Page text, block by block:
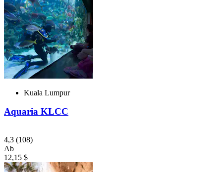
Kuala Lumpur
Aquaria KLCC
4,3 (108)
Ab
12,15 $